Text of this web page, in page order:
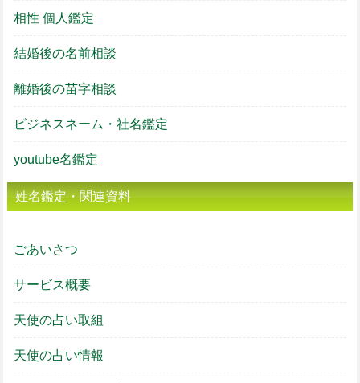
相性 個人鑑定
結婚後の名前相談
離婚後の苗字相談
ビジネスネーム・社名鑑定
youtube名鑑定
姓名鑑定・関連資料
ごあいさつ
サービス概要
天使の占い取組
天使の占い情報